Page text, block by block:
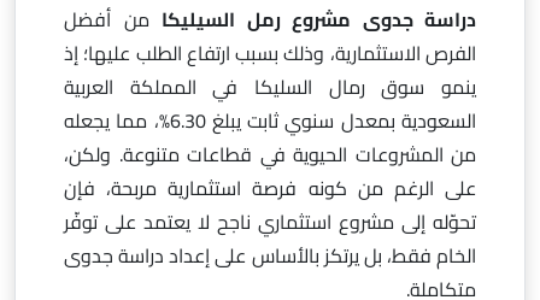
دراسة جدوى مشروع رمل السيليكا من أفضل
الفرص الاستثمارية، وذلك بسبب ارتفاع الطلب عليها؛ إذ
ينمو سوق رمال السليكا في المملكة العربية
السعودية بمعدل سنوي ثابت يبلغ 6.30%، مما يجعله
من المشروعات الحيوية في قطاعات متنوعة. ولكن،
على الرغم من كونه فرصة استثمارية مربحة، فإن
تحوّله إلى مشروع استثماري ناجح لا يعتمد على توفّر
الخام فقط، بل يرتكز بالأساس على إعداد دراسة جدوى
متكاملة.